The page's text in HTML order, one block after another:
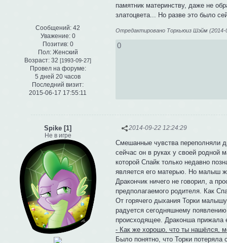
Сообщений: 42
Уважение: 0
Позитив: 0
Пол:Женский
Возраст: 32 [1993-09-27]
Провел на форуме:
5 дней 20 часов
Последний визит:
2015-06-17 17:55:11
памятник материнству, даже не
златоцвета... Но разве это было
Отредактировано Торкьюиз Шэйм (2014-
0
2014-09-22 12:24:29
Spike [1]
Не в игре
Смешанные чувства переполняли
сейчас он в руках у своей родной
которой Спайк только недавно
является его матерью. Но малыш
Дракончик ничего не говорил, а
предполагаемого родителя. Как
От горячего дыхания Торки
радуется сегодняшнему
происходящее. Драконша прижала
- Как же хорошо, что ты нашёлся,
Было понятно, что Торки потеряла